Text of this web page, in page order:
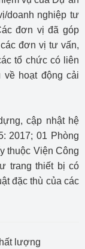
doanh nghiệp tư
đơn vị đã góp
đơn vị tư vấn,
tổ chức có liên
hoạt động cải
cập nhật hệ
2017; 01 Phòng
thuộc Viện Công
trang thiết bị có
đặc thù của các
lượng